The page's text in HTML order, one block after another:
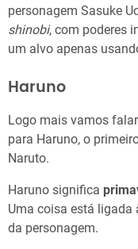
personagem Sasuke
shinobi, com poderes
um alvo apenas
Haruno
Logo mais vamos
para Haruno, o
Naruto.
Haruno significa
Uma coisa está ligada
da personagem.